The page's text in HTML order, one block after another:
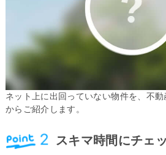
ネット上に出回っていない物件を、不
からご紹介します。
スキマ時間にチェ